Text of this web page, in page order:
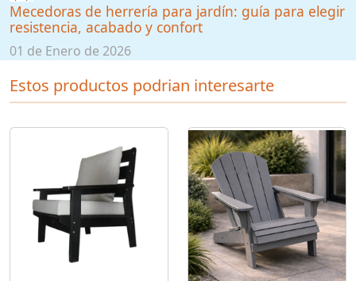
Mecedoras de herrería para jardín: guía para elegir
resistencia, acabado y confort
01 de Enero de 2026
Estos productos podrian interesarte